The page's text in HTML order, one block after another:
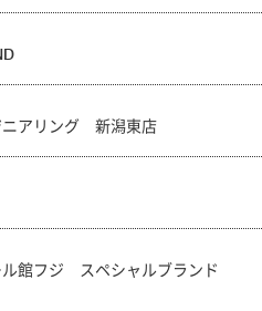
ニアリング 新潟東店
ル館フジ スペシャルブランド